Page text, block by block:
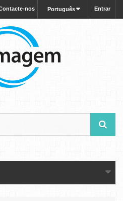
Entrar
Português
nos